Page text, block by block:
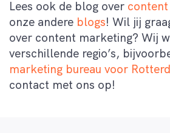
Lees ook de blog over
onze andere blogs! Wil jij
over content marketing? Wij
verschillende regio’s,
marketing bureau voor
contact met ons op!